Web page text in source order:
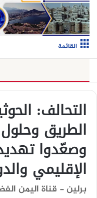
القائمة
التحالف:
الطريق
وصعّدوا
الإقليمي
برلين - قناة اليمن